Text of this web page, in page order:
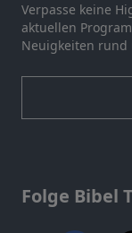
Verpasse keine
aktuellen
Neuigkeiten rund
Folge Bibel